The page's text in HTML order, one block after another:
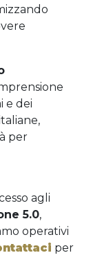
e dei
per
agli
5.0,
operativi
per